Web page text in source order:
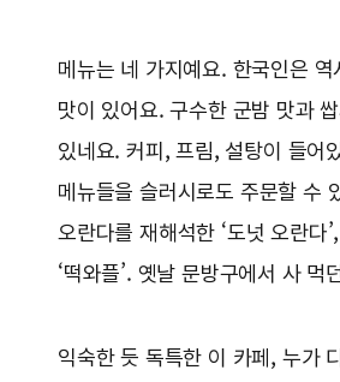
메뉴는 네 가지예요. 한국인은
맛이 있어요. 구수한 군밤 맛과
있네요. 커피, 프림, 설탕이 들어
메뉴들을 슬러시로도 주문할 수
오란다를 재해석한 ‘도넛 오란다
‘떡와플’. 옛날 문방구에서 사 먹
익숙한 듯 독특한 이 카페, 누가